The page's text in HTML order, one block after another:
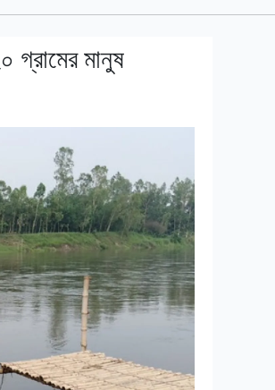
গ্রামের মানুষ